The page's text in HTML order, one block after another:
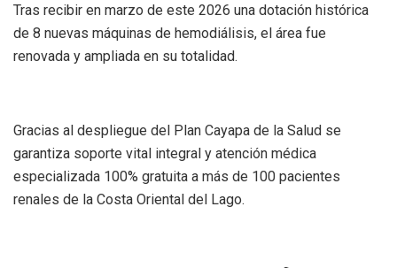
Tras recibir en marzo de este 2026 una dotación histórica
de 8 nuevas máquinas de hemodiálisis, el área fue
renovada y ampliada en su totalidad.
Gracias al despliegue del Plan Cayapa de la Salud se
garantiza soporte vital integral y atención médica
especializada 100% gratuita a más de 100 pacientes
renales de la Costa Oriental del Lago.